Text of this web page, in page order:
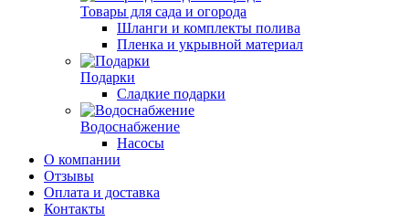
Товары для сада и огорода
Шланги и комплекты полива
Пленка и укрывной материал
Подарки
Cладкие подарки
Водоснабжение
Насосы
О компании
Отзывы
Оплата и доставка
Контакты